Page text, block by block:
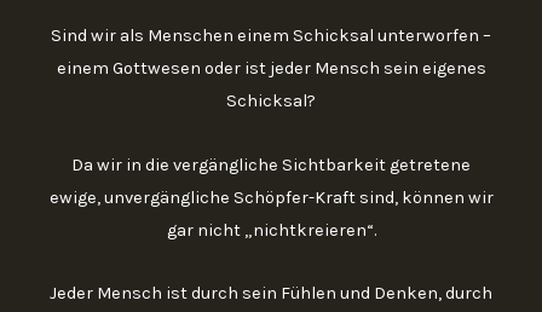
Sind wir als Menschen einem Schicksal unterworfen –
einem Gottwesen oder ist jeder Mensch sein eigenes
Schicksal?
Da wir in die vergängliche Sichtbarkeit getretene
ewige, unvergängliche Schöpfer-Kraft sind, können wir
gar nicht „nichtkreieren“.
Jeder Mensch ist durch sein Fühlen und Denken, durch